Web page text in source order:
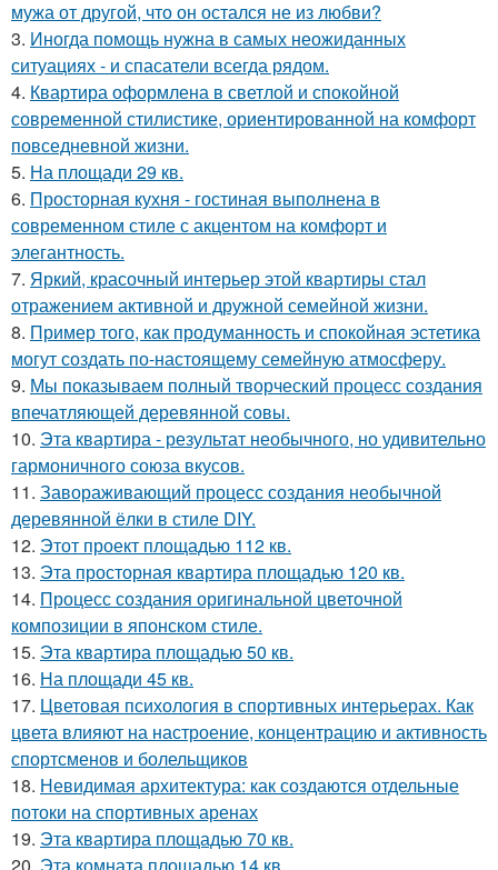
мужа от другой, что он остался не из любви?
3. Иногда помощь нужна в самых неожиданных
ситуациях - и спасатели всегда рядом.
4. Квартира оформлена в светлой и спокойной
современной стилистике, ориентированной на комфорт
повседневной жизни.
5. На площади 29 кв.
6. Просторная кухня - гостиная выполнена в
современном стиле с акцентом на комфорт и
элегантность.
7. Яркий, красочный интерьер этой квартиры стал
отражением активной и дружной семейной жизни.
8. Пример того, как продуманность и спокойная эстетика
могут создать по-настоящему семейную атмосферу.
9. Мы показываем полный творческий процесс создания
впечатляющей деревянной совы.
10. Эта квартира - результат необычного, но удивительно
гармоничного союза вкусов.
11. Завораживающий процесс создания необычной
деревянной ёлки в стиле DIY.
12. Этот проект площадью 112 кв.
13. Эта просторная квартира площадью 120 кв.
14. Процесс создания оригинальной цветочной
композиции в японском стиле.
15. Эта квартира площадью 50 кв.
16. На площади 45 кв.
17. Цветовая психология в спортивных интерьерах. Как
цвета влияют на настроение, концентрацию и активность
спортсменов и болельщиков
18. Невидимая архитектура: как создаются отдельные
потоки на спортивных аренах
19. Эта квартира площадью 70 кв.
20. Эта комната площадью 14 кв.